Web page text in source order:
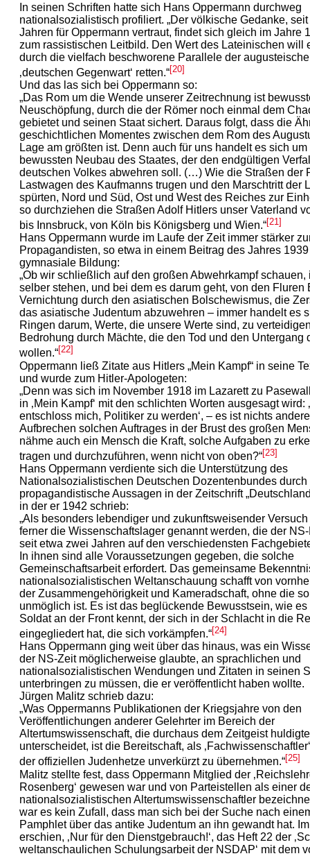
In seinen Schriften hatte sich Hans Oppermann durchweg
nationalsozialistisch profiliert. „Der völkische Gedanke,
Jahren für Oppermann vertraut, findet sich gleich im Jahre
zum rassistischen Leitbild. Den Wert des Lateinischen will
durch die vielfach beschworene Parallele der
‚deutschen Gegenwart‘ retten.“[20]
Und das las sich bei Oppermann so:
„Das Rom um die Wende unserer Zeitrechnung ist
Neuschöpfung, durch die der Römer noch einmal dem
gebietet und seinen Staat sichert. Daraus folgt, dass die
geschichtlichen Momentes zwischen dem Rom des
Lage am größten ist. Denn auch für uns handelt es sich um
bewussten Neubau des Staates, der den endgültigen
deutschen Volkes abwehren soll. (…) Wie die Straßen der
Lastwagen des Kaufmanns trugen und den Marschtritt der
spürten, Nord und Süd, Ost und West des Reiches zur
so durchziehen die Straßen Adolf Hitlers unser Vaterland
bis Innsbruck, von Köln bis Königsberg und Wien.“[21]
Hans Oppermann wurde im Laufe der Zeit immer stärker
Propagandisten, so etwa in einem Beitrag des Jahres
gymnasiale Bildung:
„Ob wir schließlich auf den großen Abwehrkampf schauen,
selber stehen, und bei dem es darum geht, von den Fluren
Vernichtung durch den asiatischen Bolschewismus, die
das asiatische Judentum abzuwehren – immer handelt es
Ringen darum, Werte, die unsere Werte sind, zu
Bedrohung durch Mächte, die den Tod und den Untergang
wollen.“[22]
Oppermann ließ Zitate aus Hitlers „Mein Kampf“ in seine
und wurde zum Hitler-Apologeten:
„Denn was sich im November 1918 im Lazarett zu
in ‚Mein Kampf‘ mit den schlichten Worten ausgesagt wird:
entschloss mich, Politiker zu werden‘, – es ist nichts
Aufbrechen solchen Auftrages in der Brust des großen
nähme auch ein Mensch die Kraft, solche Aufgaben zu
tragen und durchzuführen, wenn nicht von oben?“[23]
Hans Oppermann verdiente sich die Unterstützung des
Nationalsozialistischen Deutschen Dozentenbundes durch
propagandistische Aussagen in der Zeitschrift
in der er 1942 schrieb:
„Als besonders lebendiger und zukunftsweisender
ferner die Wissenschaftslager genannt werden, die der
seit etwa zwei Jahren auf den verschiedensten
In ihnen sind alle Voraussetzungen gegeben, die solche
Gemeinschaftsarbeit erfordert. Das gemeinsame
nationalsozialistischen Weltanschauung schafft von
der Zusammengehörigkeit und Kameradschaft, ohne die
unmöglich ist. Es ist das beglückende Bewusstsein, wie es
Soldat an der Front kennt, der sich in der Schlacht in die
eingegliedert hat, die sich vorkämpfen.“[24]
Hans Oppermann ging weit über das hinaus, was ein
der NS-Zeit möglicherweise glaubte, an sprachlichen und
nationalsozialistischen Wendungen und Zitaten in seinen
unterbringen zu müssen, die er veröffentlicht haben wollte.
Jürgen Malitz schrieb dazu:
„Was Oppermanns Publikationen der Kriegsjahre von den
Veröffentlichungen anderer Gelehrter im Bereich der
Altertumswissenschaft, die durchaus dem Zeitgeist
unterscheidet, ist die Bereitschaft, als
der offiziellen Judenhetze unverkürzt zu übernehmen.“[25]
Malitz stellte fest, dass Oppermann Mitglied der
Rosenberg‘ gewesen war und von Parteistellen als einer
nationalsozialistischen Altertumswissenschaftler
war es kein Zufall, dass man sich bei der Suche nach
Pamphlet über das antike Judentum an ihn gewandt hat.
erschien, ‚Nur für den Dienstgebrauch!‘, das Heft 22 der
weltanschaulichen Schulungsarbeit der NSDAP‘ mit dem